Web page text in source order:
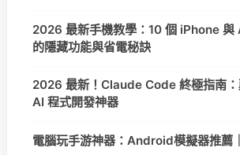
2026 最新手機教學：10 個 iPhone
的隱藏功能與省電秘訣
2026 最新！Claude Code 終極指南
AI 程式開發神器
電腦玩手游神器：Android模擬器推薦